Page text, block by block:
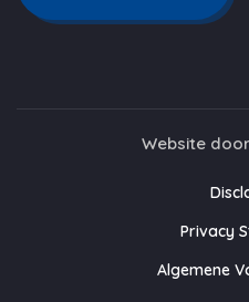
Website door
Privacy
Algemene